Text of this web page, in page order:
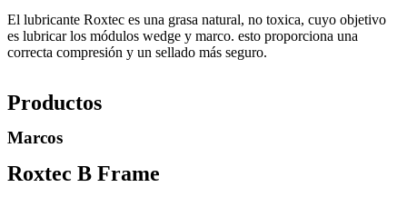
El lubricante Roxtec es una grasa natural, no toxica, cuyo objetivo
es lubricar los módulos wedge y marco. esto proporciona una
correcta compresión y un sellado más seguro.
Productos
Marcos
Roxtec B Frame